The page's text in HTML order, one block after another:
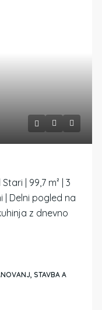
| 99,7 m² | 3
| Delni pogled na
z dnevno
STAVBA A